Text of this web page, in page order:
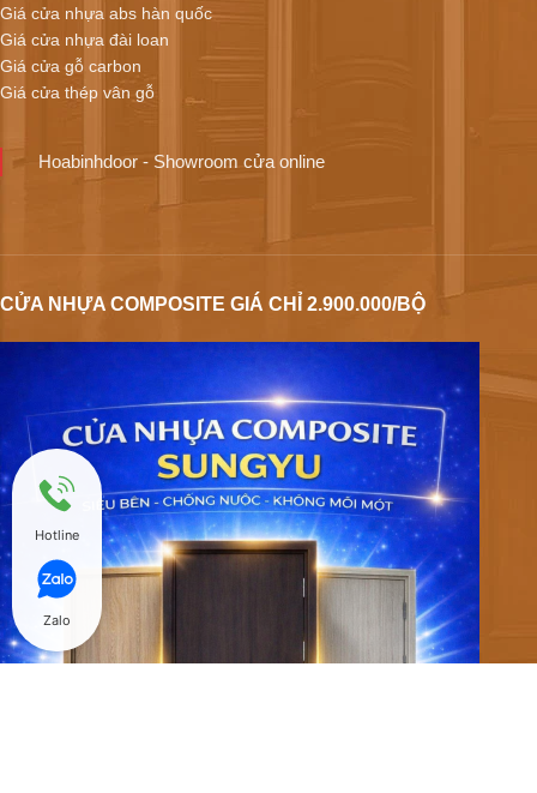
Giá cửa nhựa abs hàn quốc
Giá cửa nhựa đài loan
Giá cửa gỗ carbon
Giá cửa thép vân gỗ
Hoabinhdoor - Showroom cửa online
CỬA NHỰA COMPOSITE GIÁ CHỈ 2.900.000/BỘ
Hotline
Zalo